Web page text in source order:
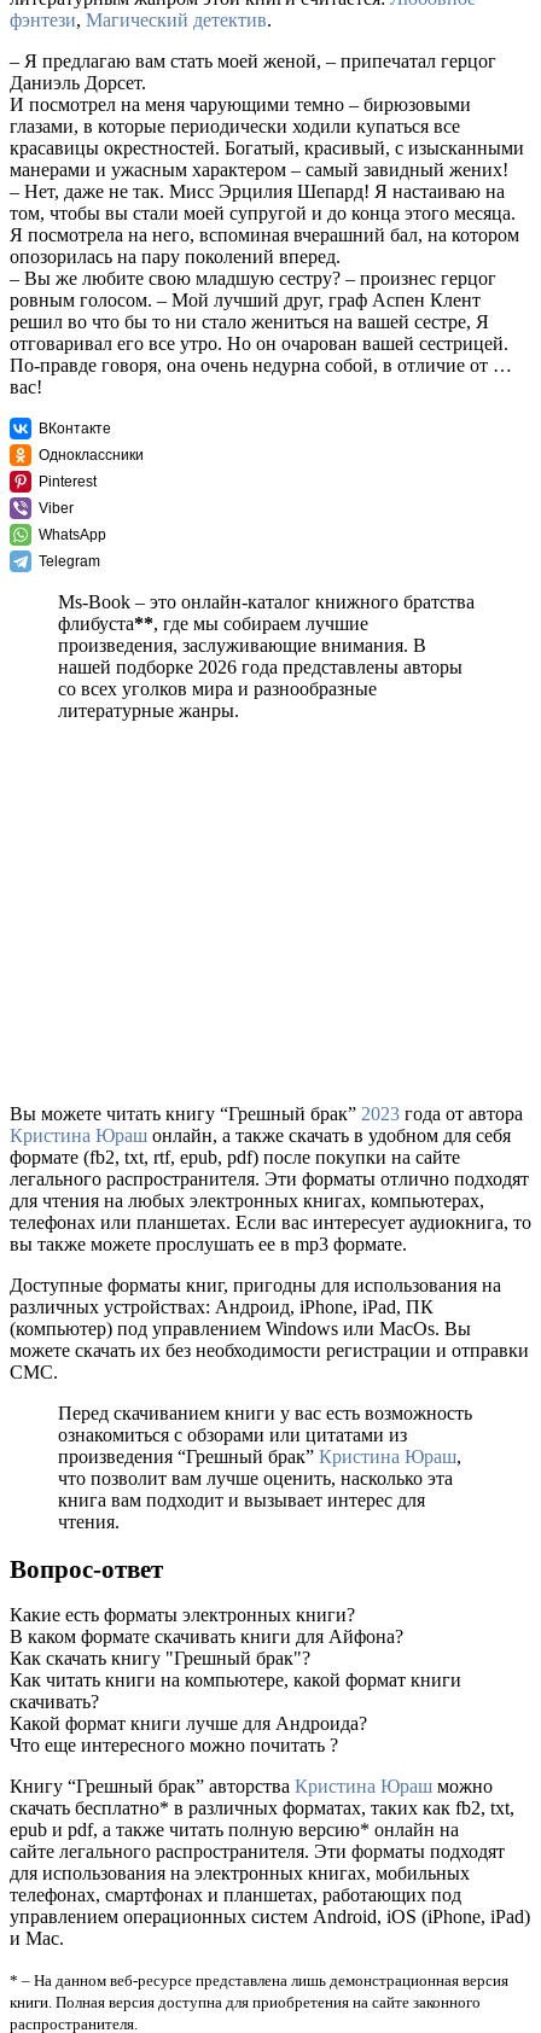
фэнтези, Магический детектив.
– Я предлагаю вам стать моей женой, – припечатал герцог
Даниэль Дорсет.
И посмотрел на меня чарующими темно – бирюзовыми
глазами, в которые периодически ходили купаться все
красавицы окрестностей. Богатый, красивый, с изысканными
манерами и ужасным характером – самый завидный жених!
– Нет, даже не так. Мисс Эрцилия Шепард! Я настаиваю на
том, чтобы вы стали моей супругой и до конца этого месяца.
Я посмотрела на него, вспоминая вчерашний бал, на котором
опозорилась на пару поколений вперед.
– Вы же любите свою младшую сестру? – произнес герцог
ровным голосом. – Мой лучший друг, граф Аспен Клент
решил во что бы то ни стало жениться на вашей сестре, Я
отговаривал его все утро. Но он очарован вашей сестрицей.
По-правде говоря, она очень недурна собой, в отличие от …
вас!
ВКонтакте
Одноклассники
Pinterest
Viber
WhatsApp
Telegram
Ms-Book – это онлайн-каталог книжного братства
флибуста**, где мы собираем лучшие
произведения, заслуживающие внимания. В
нашей подборке 2026 года представлены авторы
со всех уголков мира и разнообразные
литературные жанры.
Вы можете читать книгу “Грешный брак” 2023 года от автора
Кристина Юраш онлайн, а также скачать в удобном для себя
формате (fb2, txt, rtf, epub, pdf) после покупки на сайте
легального распространителя. Эти форматы отлично подходят
для чтения на любых электронных книгах, компьютерах,
телефонах или планшетах. Если вас интересует аудиокнига, то
вы также можете прослушать ее в mp3 формате.
Доступные форматы книг, пригодны для использования на
различных устройствах: Андроид, iPhone, iPad, ПК
(компьютер) под управлением Windows или MacOs. Вы
можете скачать их без необходимости регистрации и отправки
СМС.
Перед скачиванием книги у вас есть возможность
ознакомиться с обзорами или цитатами из
произведения “Грешный брак” Кристина Юраш,
что позволит вам лучше оценить, насколько эта
книга вам подходит и вызывает интерес для
чтения.
Вопрос-ответ
Какие есть форматы электронных книги?
В каком формате скачивать книги для Айфона?
Как скачать книгу "Грешный брак"?
Как читать книги на компьютере, какой формат книги
скачивать?
Какой формат книги лучше для Андроида?
Что еще интересного можно почитать ?
Книгу “Грешный брак” авторства Кристина Юраш можно
скачать бесплатно* в различных форматах, таких как fb2, txt,
epub и pdf, а также читать полную версию* онлайн на
сайте легального распространителя. Эти форматы подходят
для использования на электронных книгах, мобильных
телефонах, смартфонах и планшетах, работающих под
управлением операционных систем Android, iOS (iPhone, iPad)
и Mac.
* – На данном веб-ресурсе представлена лишь демонстрационная версия
книги. Полная версия доступна для приобретения на сайте законного
распространителя.